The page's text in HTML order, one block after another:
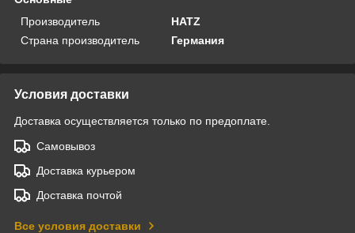
Производитель
HATZ
Страна производитель
Германия
Условия доставки
Доставка осуществляется только по предоплате.
Самовывоз
Доставка курьером
Доставка почтой
Все условия доставки